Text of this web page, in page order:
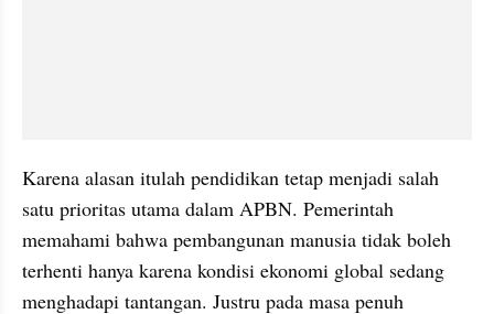
Karena alasan itulah pendidikan tetap menjadi salah
satu prioritas utama dalam APBN. Pemerintah
memahami bahwa pembangunan manusia tidak boleh
terhenti hanya karena kondisi ekonomi global sedang
menghadapi tantangan. Justru pada masa penuh